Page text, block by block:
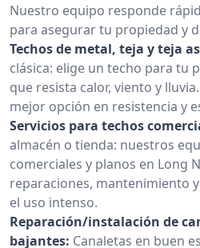
Nuestro equipo responde
para asegurar tu propiedad y
Techos de metal, teja y teja
clásica: elige un techo para tu
que resista calor, viento y
mejor opción en resistencia y
Servicios para techos
almacén o tienda: nuestros
comerciales y planos en Long
reparaciones, mantenimiento
el uso intenso.
Reparación/instalación de
bajantes: Canaletas en buen